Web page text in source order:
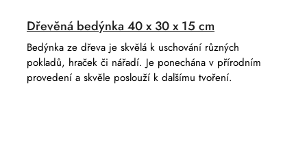
Dřevěná bedýnka 40 x 30 x 15 cm
Bedýnka ze dřeva je skvělá k uschování různých
pokladů, hraček či nářadí. Je ponechána v přírodním
provedení a skvěle poslouží k dalšímu tvoření.